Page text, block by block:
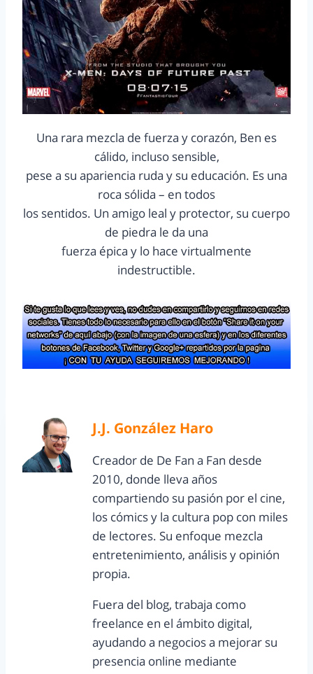
Una rara mezcla de fuerza y corazón, Ben es
cálido, incluso sensible,
pese a su apariencia ruda y su educación. Es una
roca sólida – en todos
los sentidos. Un amigo leal y protector, su cuerpo
de piedra le da una
fuerza épica y lo hace virtualmente
indestructible.
J.J. González Haro
Creador de De Fan a Fan desde
2010, donde lleva años
compartiendo su pasión por el cine,
los cómics y la cultura pop con miles
de lectores. Su enfoque mezcla
entretenimiento, análisis y opinión
propia.
Fuera del blog, trabaja como
freelance en el ámbito digital,
ayudando a negocios a mejorar su
presencia online mediante